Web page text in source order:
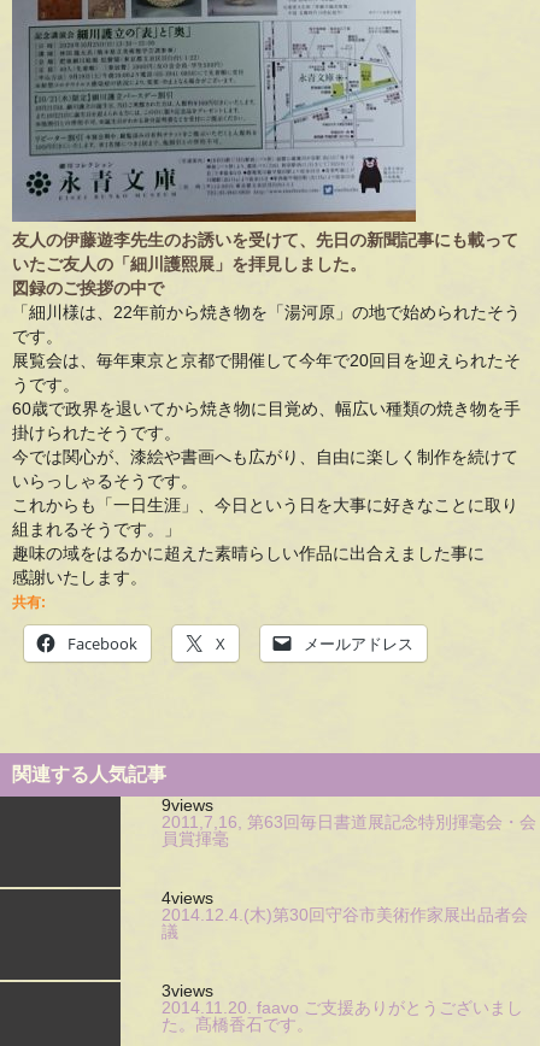
友人の伊藤遊李先生のお誘いを受けて、先日の新聞記事にも載って
いたご友人の「細川護熙展」を拝見しました。
図録のご挨拶の中で
「細川様は、22年前から焼き物を「湯河原」の地で始められたそう
です。
展覧会は、毎年東京と京都で開催して今年で20回目を迎えられたそ
うです。
60歳で政界を退いてから焼き物に目覚め、幅広い種類の焼き物を手
掛けられたそうです。
今では関心が、漆絵や書画へも広がり、自由に楽しく制作を続けて
いらっしゃるそうです。
これからも「一日生涯」、今日という日を大事に好きなことに取り
組まれるそうです。」
趣味の域をはるかに超えた素晴らしい作品に出合えました事に
感謝いたします。
共有:
Facebook X メールアドレス
関連する人気記事
9views
2011,7,16, 第63回毎日書道展記念特別揮毫会・会
員賞揮毫
4views
2014.12.4.(木)第30回守谷市美術作家展出品者会
議
3views
2014.11.20. faavo ご支援ありがとうございまし
た。髙橋香石です。